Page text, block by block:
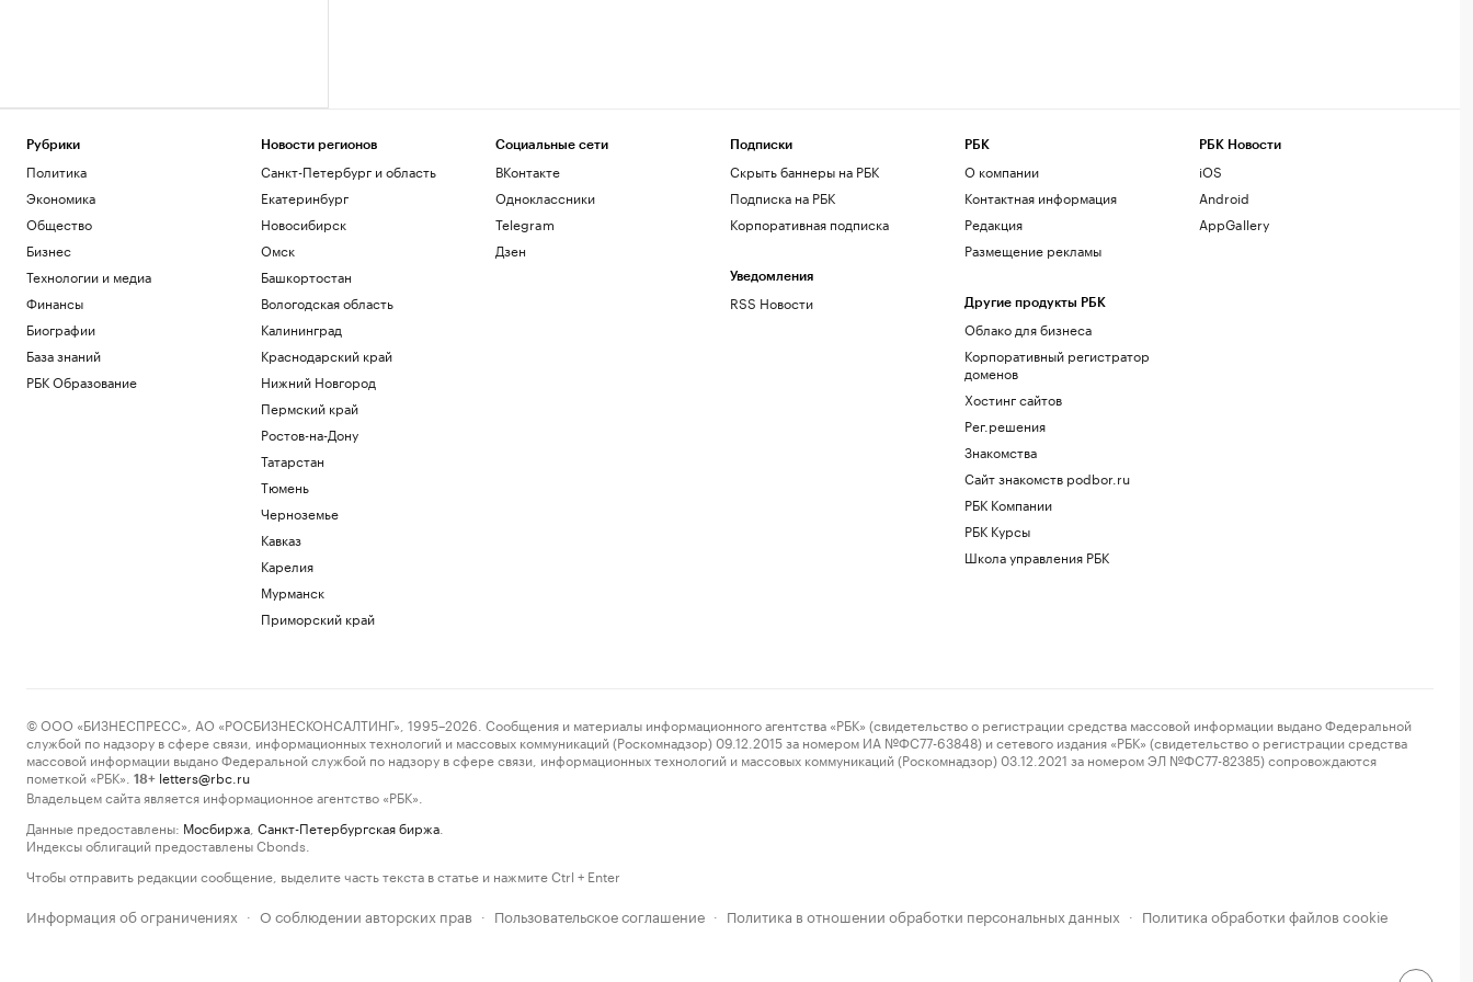
Рубрики
Политика
Экономика
Общество
Бизнес
Технологии и медиа
Финансы
Биографии
База знаний
РБК Образование
Новости регионов
Санкт-Петербург и область
Екатеринбург
Новосибирск
Омск
Башкортостан
Вологодская область
Калининград
Краснодарский край
Нижний Новгород
Пермский край
Ростов-на-Дону
Татарстан
Тюмень
Черноземье
Кавказ
Карелия
Мурманск
Приморский край
Социальные сети
ВКонтакте
Одноклассники
Telegram
Дзен
Подписки
Скрыть баннеры на РБК
Подписка на РБК
Корпоративная подписка
Уведомления
RSS Новости
РБК
О компании
Контактная информация
Редакция
Размещение рекламы
Другие продукты РБК
Облако для бизнеса
Корпоративный регистратор
доменов
Хостинг сайтов
Рег.решения
Знакомства
Сайт знакомств podbor.ru
РБК Компании
РБК Курсы
Школа управления РБК
РБК Новости
iOS
Android
AppGallery
© ООО «БИЗНЕСПРЕСС», АО «РОСБИЗНЕСКОНСАЛТИНГ», 1995–2026. Сообщения и материалы информационного агентства «РБК» (свидетельство о регистрации средства массовой информации выдано Федеральной
службой по надзору в сфере связи, информационных технологий и массовых коммуникаций (Роскомнадзор) 09.12.2015 за номером ИА №ФС77-63848) и сетевого издания «РБК» (свидетельство о регистрации средства
массовой информации выдано Федеральной службой по надзору в сфере связи, информационных технологий и массовых коммуникаций (Роскомнадзор) 03.12.2021 за номером ЭЛ №ФС77-82385) сопровождаются
пометкой «РБК».
18+ letters@rbc.ru
Владельцем сайта является информационное агентство «РБК».
Данные предоставлены: Мосбиржа Санкт-Петербургская биржа
Индексы облигаций предоставлены Cbonds.
Чтобы отправить редакции сообщение, выделите часть текста в статье и нажмите Ctrl + Enter
Информация об ограничениях · О соблюдении авторских прав · Пользовательское соглашение · Политика в отношении обработки персональных данных · Политика обработки файлов cookie